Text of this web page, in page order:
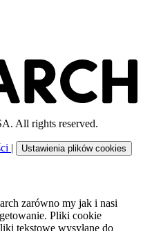
All rights reserved.
| Ustawienia plików cookies
zarówno my jak i nasi
Pliki cookie
tekstowe wysyłane do